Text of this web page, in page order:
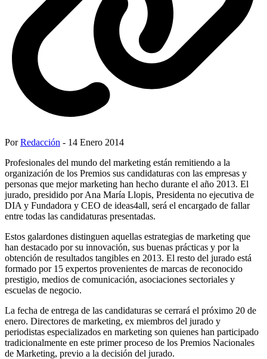
PorRedacción - 14 Enero 2014
Profesionales del mundo del marketing están remitiendo a la
organización de los Premios sus candidaturas con las empresas y
personas que mejor marketing han hecho durante el año 2013. El
jurado, presidido por Ana María Llopis, Presidenta no ejecutiva de
DIA y Fundadora y CEO de ideas4all, será el encargado de fallar
entre todas las candidaturas presentadas.
Estos galardones distinguen aquellas estrategias de marketing que
han destacado por su innovación, sus buenas prácticas y por la
obtención de resultados tangibles en 2013. El resto del jurado está
formado por 15 expertos provenientes de marcas de reconocido
prestigio, medios de comunicación, asociaciones sectoriales y
escuelas de negocio.
La fecha de entrega de las candidaturas se cerrará el próximo 20 de
enero. Directores de marketing, ex miembros del jurado y
periodistas especializados en marketing son quienes han participado
tradicionalmente en este primer proceso de los Premios Nacionales
de Marketing, previo a la decisión del jurado.